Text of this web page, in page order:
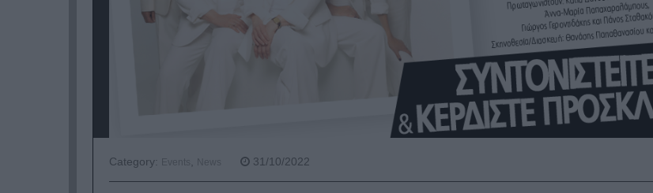
Category: , News 31/10/2022